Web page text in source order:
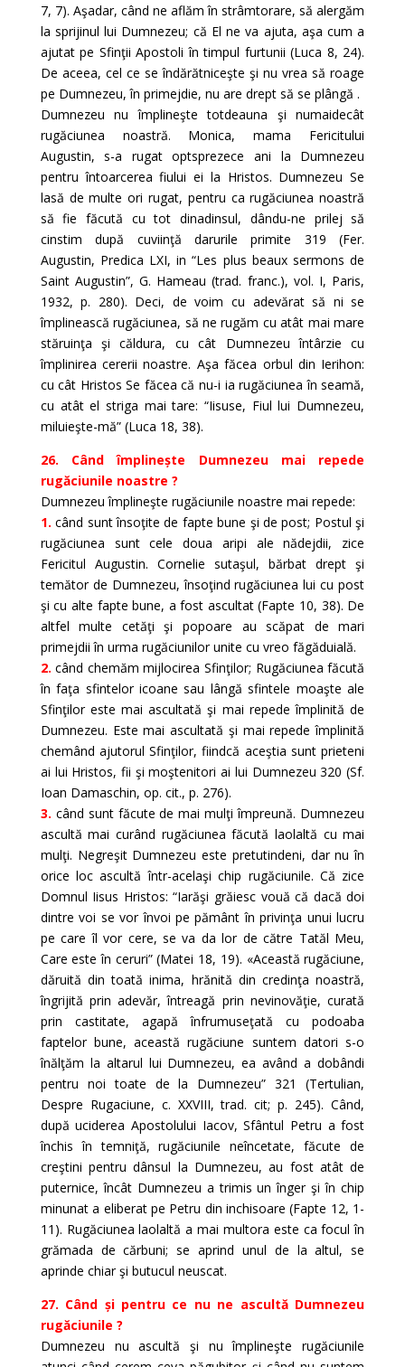
7, 7). Aşadar, când ne aflăm în strâmtorare, să alergăm
la sprijinul lui Dumnezeu; că El ne va ajuta, aşa cum a
ajutat pe Sfinţii Apostoli în timpul furtunii (Luca 8, 24).
De aceea, cel ce se îndărătniceşte şi nu vrea să roage
pe Dumnezeu, în primejdie, nu are drept să se plângă .
Dumnezeu nu împlineşte totdeauna şi numaidecât
rugăciunea noastră. Monica, mama Fericitului
Augustin, s-a rugat optsprezece ani la Dumnezeu
pentru întoarcerea fiului ei la Hristos. Dumnezeu Se
lasă de multe ori rugat, pentru ca rugăciunea noastră
să fie făcută cu tot dinadinsul, dându-ne prilej să
cinstim după cuviinţă darurile primite 319 (Fer.
Augustin, Predica LXI, in “Les plus beaux sermons de
Saint Augustin”, G. Hameau (trad. franc.), vol. I, Paris,
1932, p. 280). Deci, de voim cu adevărat să ni se
împlinească rugăciunea, să ne rugăm cu atât mai mare
stăruinţa şi căldura, cu cât Dumnezeu întârzie cu
împlinirea cererii noastre. Aşa făcea orbul din Ierihon:
cu cât Hristos Se făcea că nu-i ia rugăciunea în seamă,
cu atât el striga mai tare: “Iisuse, Fiul lui Dumnezeu,
miluieşte-mă” (Luca 18, 38).
26. Când împlinește Dumnezeu mai repede
rugăciunile noastre ?
Dumnezeu împlineşte rugăciunile noastre mai repede:
1. când sunt însoţite de fapte bune şi de post; Postul şi
rugăciunea sunt cele doua aripi ale nădejdii, zice
Fericitul Augustin. Cornelie sutaşul, bărbat drept şi
temător de Dumnezeu, însoţind rugăciunea lui cu post
şi cu alte fapte bune, a fost ascultat (Fapte 10, 38). De
altfel multe cetăţi şi popoare au scăpat de mari
primejdii în urma rugăciunilor unite cu vreo făgăduială.
2. când chemăm mijlocirea Sfinţilor; Rugăciunea făcută
în faţa sfintelor icoane sau lângă sfintele moaşte ale
Sfinţilor este mai ascultată şi mai repede împlinită de
Dumnezeu. Este mai ascultată şi mai repede împlinită
chemând ajutorul Sfinţilor, fiindcă aceştia sunt prieteni
ai lui Hristos, fii şi moştenitori ai lui Dumnezeu 320 (Sf.
Ioan Damaschin, op. cit., p. 276).
3. când sunt făcute de mai mulţi împreună. Dumnezeu
ascultă mai curând rugăciunea făcută laolaltă cu mai
mulţi. Negreşit Dumnezeu este pretutindeni, dar nu în
orice loc ascultă într-acelaşi chip rugăciunile. Că zice
Domnul Iisus Hristos: “Iarăşi grăiesc vouă că dacă doi
dintre voi se vor învoi pe pământ în privinţa unui lucru
pe care îl vor cere, se va da lor de către Tatăl Meu,
Care este în ceruri” (Matei 18, 19). «Această rugăciune,
dăruită din toată inima, hrănită din credinţa noastră,
îngrijită prin adevăr, întreagă prin nevinovăţie, curată
prin castitate, agapă înfrumuseţată cu podoaba
faptelor bune, această rugăciune suntem datori s-o
înălţăm la altarul lui Dumnezeu, ea având a dobândi
pentru noi toate de la Dumnezeu” 321 (Tertulian,
Despre Rugaciune, c. XXVIII, trad. cit; p. 245). Când,
după uciderea Apostolului Iacov, Sfântul Petru a fost
închis în temniţă, rugăciunile neîncetate, făcute de
creştini pentru dânsul la Dumnezeu, au fost atât de
puternice, încât Dumnezeu a trimis un înger şi în chip
minunat a eliberat pe Petru din inchisoare (Fapte 12, 1-
11). Rugăciunea laolaltă a mai multora este ca focul în
grămada de cărbuni; se aprind unul de la altul, se
aprinde chiar şi butucul neuscat.
27. Când și pentru ce nu ne ascultă Dumnezeu
rugăciunile ?
Dumnezeu nu ascultă şi nu împlineşte rugăciunile